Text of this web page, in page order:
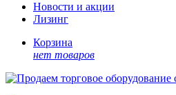
Новости и акции
Лизинг
Корзина
нет товаров